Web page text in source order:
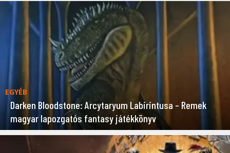
EGYÉB
Darken Bloodstone: Arcytaryum Labirintusa – Remek
magyar lapozgatós fantasy játékkönyv